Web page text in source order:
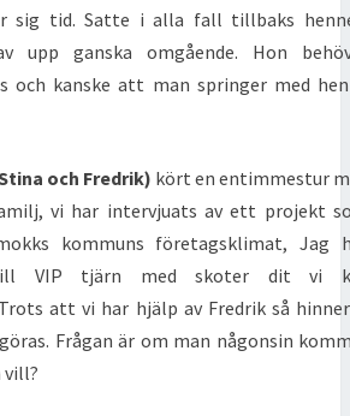
sig tid. Satte i alla fall tillbaks
upp ganska omgående. Hon
och kanske att man springer med
och Fredrik) kört en entimmestur
vi har intervjuats av ett projekt
kommuns företagsklimat, Jag
VIP tjärn med skoter dit vi
att vi har hjälp av Fredrik så
Frågan är om man någonsin